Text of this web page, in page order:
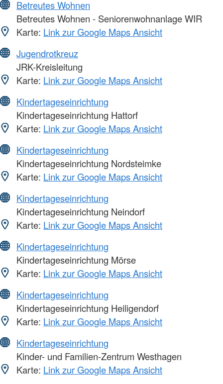
Betreutes Wohnen
Betreutes Wohnen - Seniorenwohnanlage WIR
Karte: Link zur Google Maps Ansicht
Jugendrotkreuz
JRK-Kreisleitung
Karte: Link zur Google Maps Ansicht
Kindertageseinrichtung
Kindertageseinrichtung Hattorf
Karte: Link zur Google Maps Ansicht
Kindertageseinrichtung
Kindertageseinrichtung Nordsteimke
Karte: Link zur Google Maps Ansicht
Kindertageseinrichtung
Kindertageseinrichtung Neindorf
Karte: Link zur Google Maps Ansicht
Kindertageseinrichtung
Kindertageseinrichtung Mörse
Karte: Link zur Google Maps Ansicht
Kindertageseinrichtung
Kindertageseinrichtung Heiligendorf
Karte: Link zur Google Maps Ansicht
Kindertageseinrichtung
Kinder- und Familien-Zentrum Westhagen
Karte: Link zur Google Maps Ansicht